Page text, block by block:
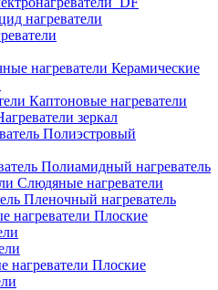
нагреватели
Керамические
Каптоновые нагреватели
зеркал
Полиэстровый
Полиамидный нагреватель
Слюдяные нагреватели
Пленочный нагреватель
Плоские
Плоские